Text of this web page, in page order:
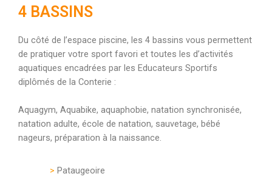
4 BASSINS
Du côté de l’espace piscine, les 4 bassins vous permettent
de pratiquer votre sport favori et toutes les d’activités
aquatiques encadrées par les Educateurs Sportifs
diplômés de la Conterie :
Aquagym, Aquabike, aquaphobie, natation synchronisée,
natation adulte, école de natation, sauvetage, bébé
nageurs, préparation à la naissance.
> Pataugeoire